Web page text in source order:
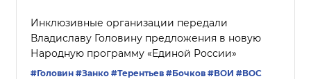
Инклюзивные организации передали
Владиславу Головину предложения в новую
Народную программу «Единой России»
#Головин #Занко #Терентьев #Бочков #ВОИ #ВОС